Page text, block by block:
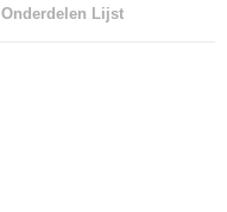
Onderdelen Lijst